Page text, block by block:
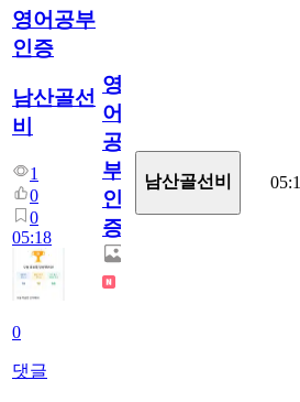
영어공부
인증
남산골선
비
1
0
0
05:18
0
댓글
영
어
공
부
인
증
남산골선비